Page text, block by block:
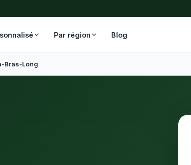
Par région Blog
Bras-Long